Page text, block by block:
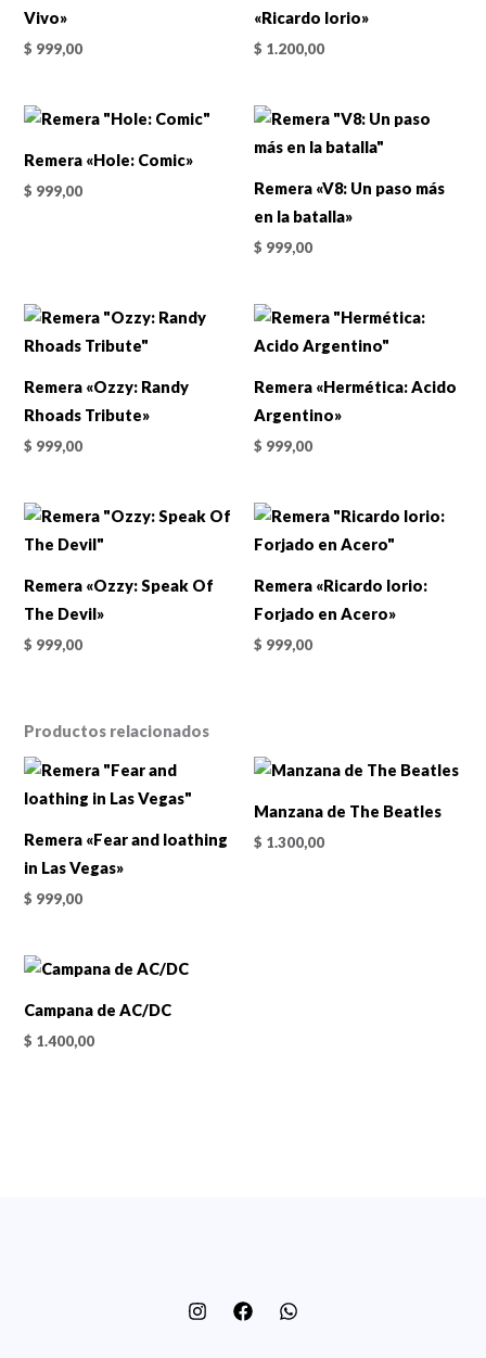
Vivo»
$ 999,00
«Ricardo Iorio»
$ 1.200,00
Remera «Hole: Comic»
$ 999,00
Remera «V8: Un paso más
en la batalla»
$ 999,00
Remera «Ozzy: Randy
Rhoads Tribute»
$ 999,00
Remera «Hermética: Acido
Argentino»
$ 999,00
Remera «Ozzy: Speak Of
The Devil»
$ 999,00
Remera «Ricardo Iorio:
Forjado en Acero»
$ 999,00
Productos relacionados
Remera «Fear and loathing
in Las Vegas»
$ 999,00
Manzana de The Beatles
$ 1.300,00
Campana de AC/DC
$ 1.400,00